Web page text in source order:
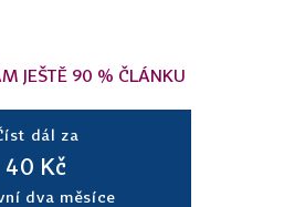
JEŠTĚ 90 % ČLÁNKU
dál za
40 Kč
dva měsíce